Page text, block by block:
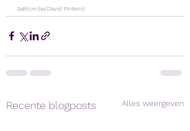
3athlon.be/David Pintens)
Recente blogposts Alles weergeven